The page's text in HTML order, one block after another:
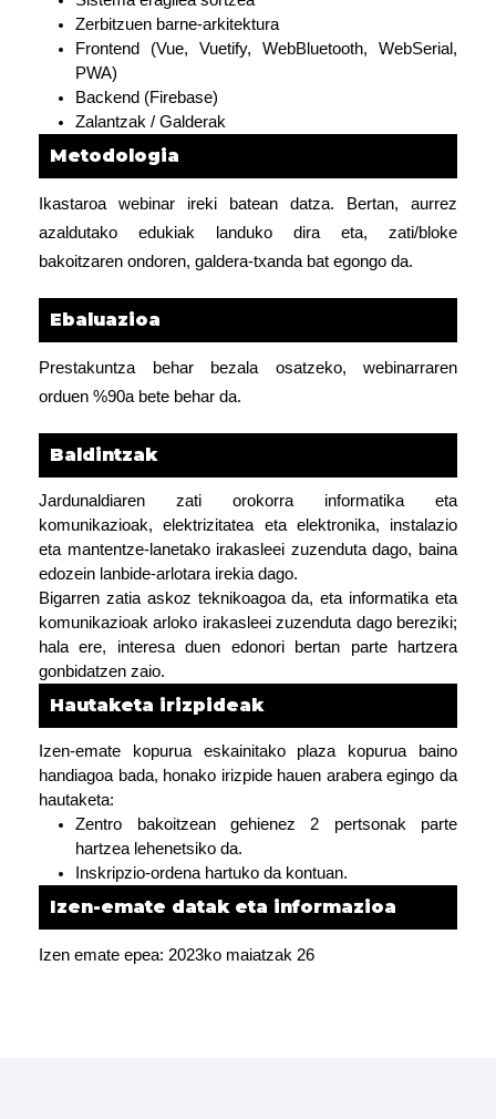
Zerbitzuen barne-arkitektura
Frontend (Vue, Vuetify, WebBluetooth, WebSerial,
PWA)
Backend (Firebase)
Zalantzak / Galderak
Metodologia
Ikastaroa webinar ireki batean datza. Bertan, aurrez
azaldutako edukiak landuko dira eta, zati/bloke
bakoitzaren ondoren, galdera-txanda bat egongo da.
Ebaluazioa
Prestakuntza behar bezala osatzeko, webinarraren
orduen %90a bete behar da.
Baldintzak
Jardunaldiaren zati orokorra informatika eta
komunikazioak, elektrizitatea eta elektronika, instalazio
eta mantentze-lanetako irakasleei zuzenduta dago, baina
edozein lanbide-arlotara irekia dago.
Bigarren zatia askoz teknikoagoa da, eta informatika eta
komunikazioak arloko irakasleei zuzenduta dago bereziki;
hala ere, interesa duen edonori bertan parte hartzera
gonbidatzen zaio.
Hautaketa irizpideak
Izen-emate kopurua eskainitako plaza kopurua baino
handiagoa bada, honako irizpide hauen arabera egingo da
hautaketa:
Zentro bakoitzean gehienez 2 pertsonak parte
hartzea lehenetsiko da.
Inskripzio-ordena hartuko da kontuan.
Izen-emate datak eta informazioa
Izen emate epea: 2023ko maiatzak 26